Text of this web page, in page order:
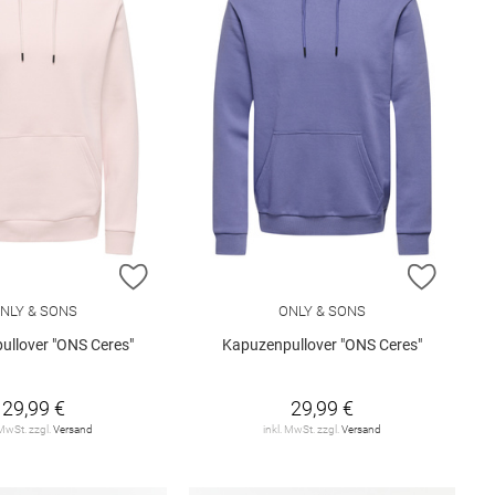
& SONS
"ONS Ceres"
29,99 €
zzgl.Versand
ZUR
ONLY & SONS
Kapuzenpullover "ONS Ceres"
29,99 €
inkl. MwSt. zzgl.Versand